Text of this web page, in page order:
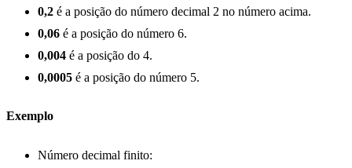
0,2 é a posição do número decimal 2 no número acima.
0,06 é a posição do número 6.
0,004 é a posição do 4.
0,0005 é a posição do número 5.
Exemplo
Número decimal finito: